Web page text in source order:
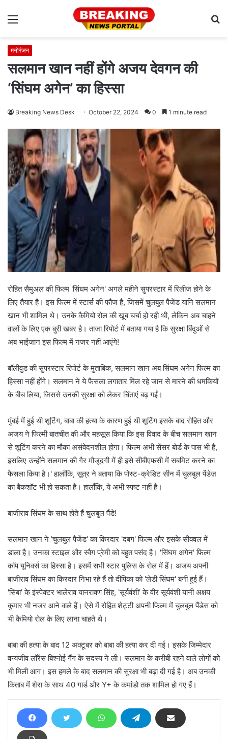
Menu
मनोरंजन
सलमान खान नहीं होंगे अजय देवगन की
‘सिंघम अगेन’ का हिस्सा
Breaking News Desk October 22, 2024 0 1 minute read
रोहित सैमुअल की फिल्म 'सिंघम अगेन' अगले महीने सुपरस्टार में रिलीज होने के
लिए तैयार है। इस फिल्म में स्टार्स की फौज है, जिसमें चुलबुल पैजेंड यानि सलमान
खान भी शामिल थे। उनके कैमियो रोल की खूब चर्चा हो रही थी, लेकिन अब चाहने
वालों के लिए एक बुरी खबर है। ताजा रिपोर्ट में बताया गया है कि सुरक्षा बिंदुओं से
अब भाईजान इस फिल्म में नजर नहीं आएंगे!
बॉलीवुड की सुपरस्टार रिपोर्ट के मुताबिक, सलमान खान अब सिंघम अगेन फिल्म का
हिस्सा नहीं होंगे। सलमान ने ये फैसला लगातार मिल रहे जान से मारने की धमकियों
के बीच लिया, जिससे उनकी सुरक्षा को लेकर चिंताएं बढ़ गईं।
मुंबई में हुई थी शूटिंग, बाबा की हत्या के कारण हुई थी शूटिंग इसके बाद रोहित और
अजय ने फिल्मी बातचीत की और महसूस किया कि इस विवाद के बीच सलमान खान
से शूटिंग करने का मौका असंवेदनशील होगा। फिल्म अभी सेंसर बोर्ड के पास भी है,
इसलिए उन्होंने सलमान की गैर मौजूदगी में ही इसे सीबीएफसी में सबमिट करने का
फैसला किया है।' हालाँकि, सूत्र ने बताया कि पोस्ट-क्रेडिट सीन में चुलबुल पेंडेज़
का बैकशॉट भी हो सकता है। हालाँकि, ये अभी स्पष्ट नहीं है।
बाजीराव सिंघम के साथ होते हैं चुलबुल पैंडे!
सलमान खान ने 'चुलबुल पैजेंड' का किरदार 'दबंग' फिल्म और इसके सीक्वल में
डाला है। उनका स्टाइल और स्वैग प्रेमी को बहुत पसंद है। 'सिंघम अगेन' फिल्म
कॉप यूनिवर्स का हिस्सा है। इसमें सभी स्टार पुलिस के रोल में हैं। अजय अपनी
बाजीराव सिंघम का किरदार निभा रहे हैं तो दीपिका को 'लेडी सिंघम' बनी हुई हैं।
'सिंबा' के इंस्पेक्टर भालेराव यानरावण सिंह, 'सूर्यवंशी' के वीर सूर्यवंशी यानी अक्षय
कुमार भी नजर आने वाले हैं। ऐसे में रोहित शेट्टी अपनी फिल्म में चुलबुल पैंडेस को
भी कैमियो रोल के लिए लाना चाहते थे।
बाबा की हत्या के बाद 12 अक्टूबर को बाबा की हत्या कर दी गई। इसके जिम्मेदार
वन्यजीव लॉरेंस बिश्नोई गैंग के सदस्य ने ली। सलमान के करीबी रहने वाले लोगों को
भी मिली आग। इस हमले के बाद सलमान की सुरक्षा भी बढ़ा दी गई है। अब उनकी
किताब में शेरा के साथ 40 गार्ड और Y+ के कमांडो तक शामिल हो गए हैं।